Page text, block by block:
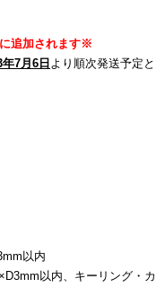
追加されます※
年7月6日 より順次発送予定と
以内
以内、キーリング・カ